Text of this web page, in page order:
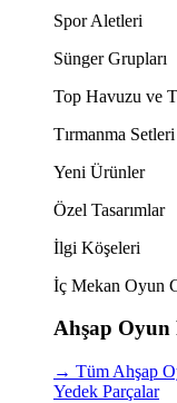
Spor Aletleri
Sünger Grupları
Top Havuzu ve
Tırmanma Setleri
Yeni Ürünler
Özel Tasarımlar
İlgi Köşeleri
İç Mekan Oyun
Ahşap Oyun
→ Tüm Ahşap
Yedek Parçalar